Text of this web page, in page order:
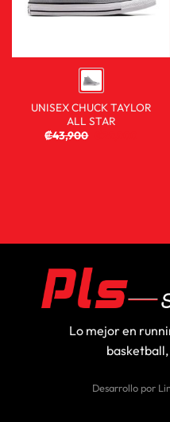
UNISEX CHUCK TAYLOR
ALL STAR
₡43,900
Lo mejor en
Desarrollo por